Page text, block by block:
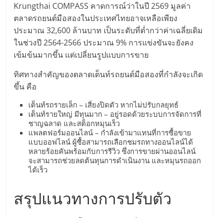
Krungthai COMPASS คาดการณ์ว่าในปี 2569 มูลค่า
ตลาดรถยนต์มือสองในประเทศไทยอาจเหลือเพียง
ประมาณ 32,600 ล้านบาท เป็นระดับที่ต่ำกว่าค่าเฉลี่ยเดิม
ในช่วงปี 2564-2566 ประมาณ 9% การแข่งขันจะยังคง
เข้มข้นมากขึ้น แต่เปลี่ยนรูปแบบการขาย
ทิศทางสำคัญของตลาดเต็นท์รถยนต์มือสองที่กำลังจะเกิด
ขึ้น คือ
เต็นท์รถรายเล็ก – เสี่ยงปิดตัว หากไม่ปรับกลยุทธ์
เต็นท์รายใหญ่ มีทุนมาก – อยู่รอดด้วยระบบการจัดการที่
ชาญฉลาด และสต็อกหมุนเร็ว
แพลตฟอร์มออนไลน์ – กำลังเข้ามาแทนที่การซื้อขาย
แบบออฟไลน์ ผู้ซื้อสามารถเลือกชมรถทางออนไลน์ได้
หลายร้อยคันพร้อมกับการรีวิว ซึ่งการขายผ่านออนไลน์
จะสามารถช่วยลดต้นทุนการดำเนินงาน และหมุนรถออก
ได้เร็ว
สรุปแนวทางการปรับตัว